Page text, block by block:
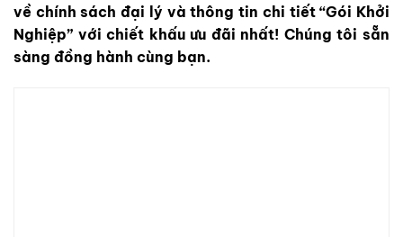
về chính sách đại lý và thông tin chi tiết “Gói Khởi
Nghiệp” với chiết khấu ưu đãi nhất! Chúng tôi sẵn
sàng đồng hành cùng bạn.